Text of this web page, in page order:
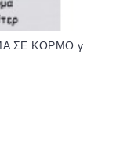
ΚΑΡΑΒΙ ΕΠΙΧΡΥΣΟ ΚΑΙ ΞΥΛΙΝΟ ΟΝΟΜΑ ΣΕ ΚΟΡΜΟ για μπομπονιέρες - δώρα πάρτυ - εορτών - γούρια - φτιάξτο μόνος σου ΤΖΑ-990044/41135 2.10€!!!